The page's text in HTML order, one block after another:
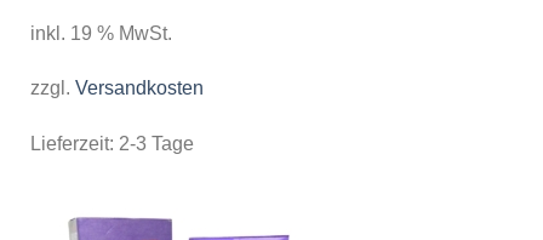
inkl. 19 % MwSt.
zzgl. Versandkosten
Lieferzeit: 2-3 Tage